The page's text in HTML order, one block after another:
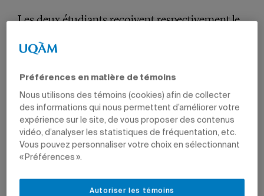
Les deux étudiants reçoivent respectivement le
Lévesque.
TÊTES D'AFFICHE PRIX ET DISTINCTIONS
COMMUNICATION
ÉTUDIANTS
Préférences en matière de témoins
Nous utilisons des témoins (cookies) afin de collecter
des informations qui nous permettent d’améliorer votre
expérience sur le site, de vous proposer des contenus
vidéo, d’analyser les statistiques de fréquentation, etc.
Vous pouvez personnaliser votre choix en sélectionnant
« Préférences ».
Autoriser les témoins